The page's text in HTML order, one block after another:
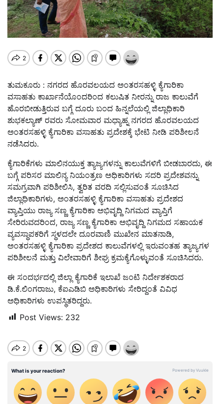
ತುಮಕೂರು : ನಗರದ ಹೊರವಲಯದ ಅಂತರಸಹಳ್ಳಿ ಕ್ಯೆಗಾರಿಕಾ
ವಸಾಹತು ಕಾರ್ಖಾನೆಯೊಂದರಿಂದ ಕಲುಷಿತ ನೀರನ್ನು ರಾಜ ಕಾಲುವೆಗೆ
ಹೊರಬೀಡುತ್ತಿರುವ ಬಗ್ಗೆ ದೂರು ಬಂದ ಹಿನ್ನಲೆಯಲ್ಲಿ ಜಿಲ್ಲಾಧಿಕಾರಿ
ಶುಭಕಲ್ಯಾಣ್ ರವರು ಸೋಮವಾರ ಮಧ್ಯಾಹ್ನ ನಗರದ ಹೊರವಲಯದ
ಅಂತರಸಹಳ್ಳಿ ಕ್ಯೆಗಾರಿಕಾ ವಸಾಹತು ಪ್ರದೇಶಕ್ಕೆ ಭೇಟಿ ನೀಡಿ ಪರಿಶೀಲನೆ
ನಡೆಸಿದರು.
ಕ್ಯೆಗಾರಿಕೆಗಳು ಮಾಲಿನಯುಕ್ತ ತ್ಯಾಜ್ಯಗಳನ್ನು ಕಾಲುವೆಗಳಿಗೆ ಬೀಡಬಾರದು, ಈ
ಬಗ್ಗೆ ಪರಿಸರ ಮಾಲಿನ್ಯ ನಿಯಂತ್ರಣ ಅಧಿಕಾರಿಗಳು ಸದರಿ ಪ್ರದೇಶವನ್ನು
ಸಮಗ್ರವಾಗಿ ಪರಿಶೀಲಿಸಿ, ತ್ವರಿತ ವರದಿ ಸಲ್ಲಿಸುವಂತೆ ಸೂಚಿಸಿದ
ಜಿಲ್ಲಾಧಿಕಾರಿಗಳು, ಅಂತರಸಹಳ್ಳಿ ಕ್ಯೆಗಾರಿಕಾ ವಸಾಹತು ಪ್ರದೇಶದ
ವ್ಯಾಪ್ತಿಯು ರಾಜ್ಯ ಸಣ್ಣ ಕ್ಯೆಗಾರಿಕಾ ಅಭಿವೃದ್ದಿ ನಿಗಮದ ವ್ಯಾಪ್ತಿಗೆ
ಸೇರಿರುವದರಿಂದ, ರಾಜ್ಯ ಸಣ್ಣ ಕ್ಯೆಗಾರಿಕಾ ಅಭಿವೃದ್ದಿ ನಿಗಮದ ಸಹಾಯಕ
ವ್ಯವಸ್ಥಾಪಕರಿಗೆ ಸ್ಥಳದಲೇ ದೂರವಾಣಿ ಮುಖೇನ ಮಾತನಾಡಿ,
ಅಂತರಸಹಳ್ಳಿ ಕ್ಯೆಗಾರಿಕಾ ಪ್ರದೇಶದ ಕಾಲುವೆಗಳಲ್ಲಿ ಇರುವಂತಹ ತ್ಯಾಜ್ಯಗಳ
ಪರಿಶೀಲನೆ ಮತ್ತು ವಿಲೇವಾರಿಗೆ ಶೀಘ್ರ ಕ್ರಮಕ್ಯೆಗೊಳ್ಳುವಂತೆ ಸೂಚಿಸಿದರು.
ಈ ಸಂದರ್ಭದಲ್ಲಿ ಜಿಲ್ಲಾ ಕ್ಯೆಗಾರಿಕೆ ಇಲಾಖೆ ಜಂಟಿ ನಿರ್ದೇಶಕರಾದ
ಡಿ.ಕೆ.ಲಿಂಗರಾಜು, ಕೆಐಎಡಿಬಿ ಅಧಿಕಾರಿಗಳು ಸೇರಿದ್ದಂತೆ ವಿವಿಧ
ಅಧಿಕಾರಿಗಳು ಉಪಸ್ಥಿತರಿದ್ದರು.
Post Views: 232